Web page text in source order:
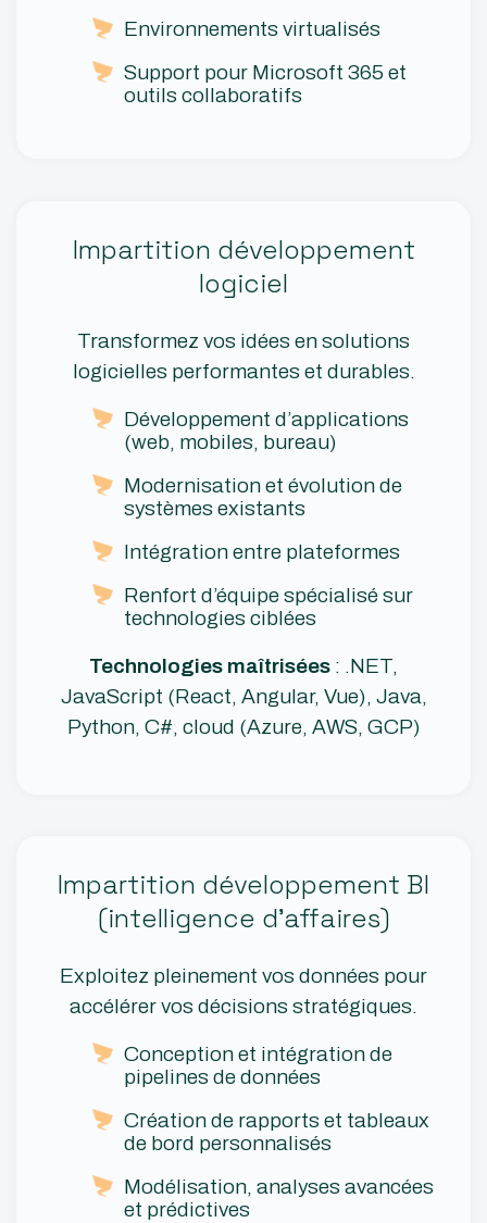
Environnements virtualisés
Support pour Microsoft 365 et
outils collaboratifs
Impartition développement
logiciel
Transformez vos idées en solutions
logicielles performantes et durables.
Développement d’applications
(web, mobiles, bureau)
Modernisation et évolution de
systèmes existants
Intégration entre plateformes
Renfort d’équipe spécialisé sur
technologies ciblées
Technologies maîtrisées : .NET,
JavaScript (React, Angular, Vue), Java,
Python, C#, cloud (Azure, AWS, GCP)
Impartition développement BI
(intelligence d’affaires)
Exploitez pleinement vos données pour
accélérer vos décisions stratégiques.
Conception et intégration de
pipelines de données
Création de rapports et tableaux
de bord personnalisés
Modélisation, analyses avancées
et prédictives